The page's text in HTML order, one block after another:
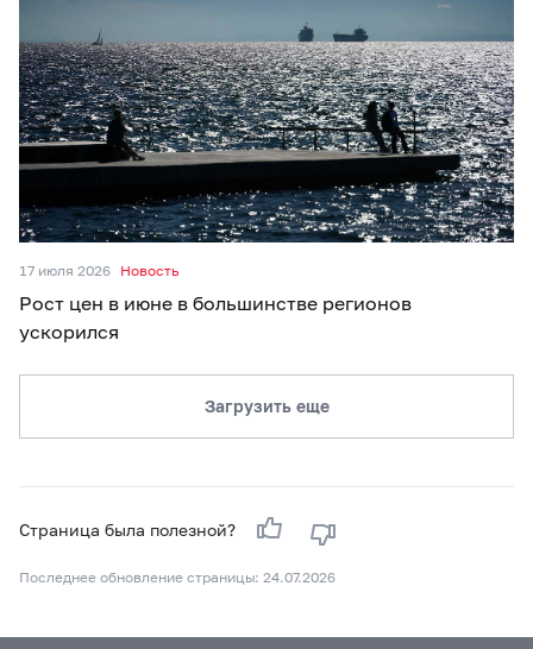
17 июля 2026 Новость
Рост цен в июне в большинстве регионов
ускорился
Загрузить еще
Страница была полезной?
Последнее обновление страницы: 24.07.2026